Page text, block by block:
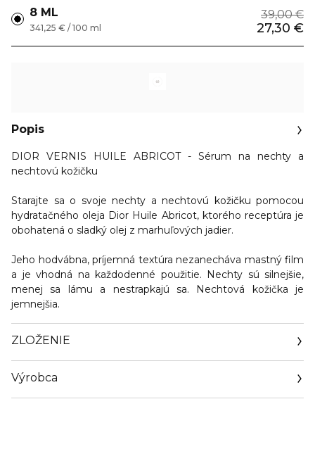
8 ML 39,00 €
27,30 €
341,25 € / 100 ml
Popis
DIOR VERNIS HUILE ABRICOT - Sérum na nechty a
nechtovú kožičku
Starajte sa o svoje nechty a nechtovú kožičku pomocou
hydratačného oleja Dior Huile Abricot, ktorého receptúra je
obohatená o sladký olej z marhuľových jadier.
Jeho hodvábna, príjemná textúra nezanecháva mastný film
a je vhodná na každodenné použitie. Nechty sú silnejšie,
menej sa lámu a nestrapkajú sa. Nechtová kožička je
jemnejšia.
ZLOŽENIE
Výrobca